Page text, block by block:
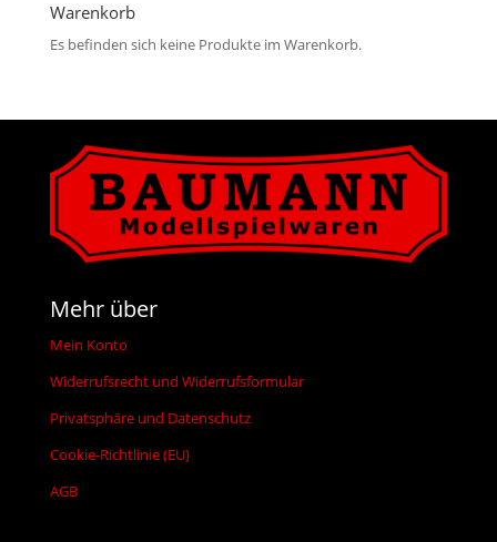
Warenkorb
Es befinden sich keine Produkte im Warenkorb.
Mehr über
Mein Konto
Widerrufsrecht und Widerrufsformular
Privatsphäre und Datenschutz
Cookie-Richtlinie (EU)
AGB